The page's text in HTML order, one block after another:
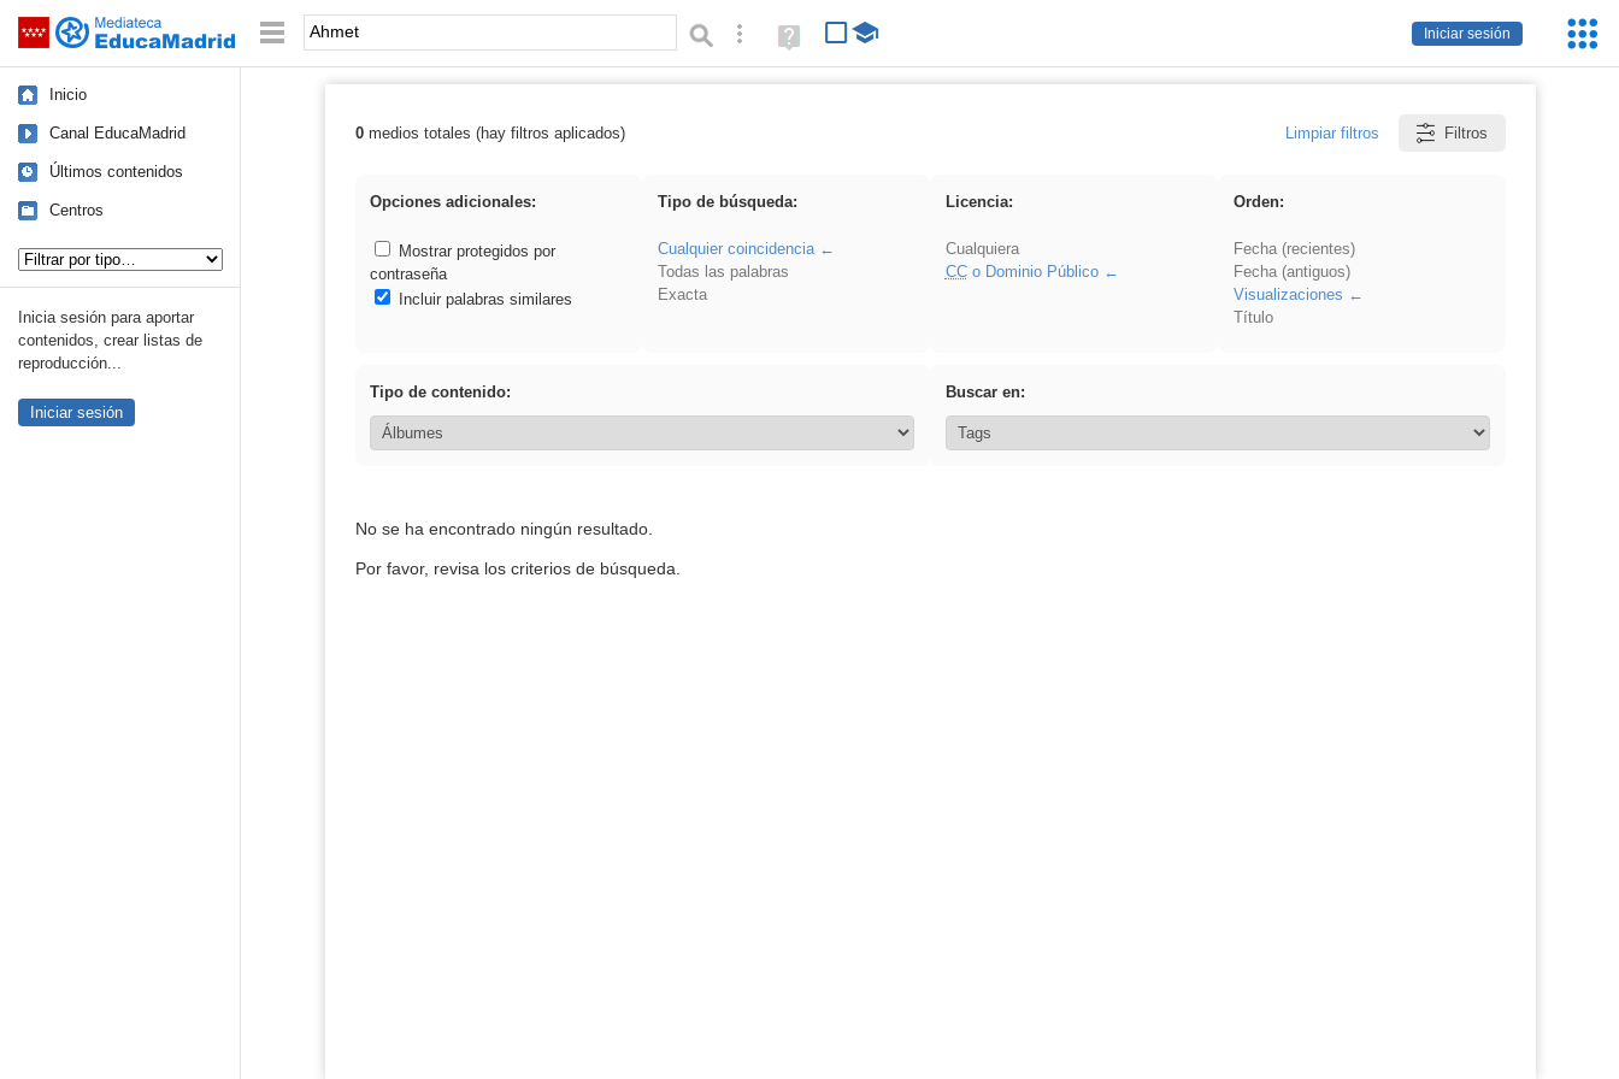
Saltar navegación
Iniciar sesión
Palabra o frase: Búsqueda avanzada
Ayuda
(en
Inicio
Canal EducaMadrid
Últimos contenidos
Centros
Inicia sesión para aportar
contenidos, crear listas de
reproducción...
Iniciar sesión
Resultados de: Ahmet
0medios totales (hay filtros aplicados) Limpiar filtros Filtros
Opciones adicionales:
Mostrar protegidos por
contraseña
Incluir palabras similares
Tipo de búsqueda:
Cualquier coincidencia
Todas las palabras
Exacta
Licencia:
Cualquiera
CCo Dominio Público
Orden:
Fecha (recientes)
Fecha (antiguos)
Visualizaciones
Título
Tipo de contenido: Buscar en:
No se ha encontrado ningún resultado.
Por favor, revisa los criterios de búsqueda.